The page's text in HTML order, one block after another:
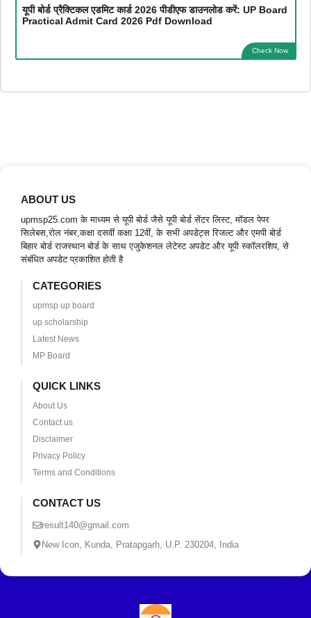
यूपी बोर्ड प्रैक्टिकल एडमिट कार्ड 2026 पीडीएफ डाउनलोड करें: UP Board
Practical Admit Card 2026 Pdf Download
Check Now
ABOUT US
upmsp25.com के माध्यम से यूपी बोर्ड जैसे यूपी बोर्ड सेंटर लिस्ट, मॉडल पेपर
सिलेबस,रोल नंबर,कक्षा दसवीं कक्षा 12वीं, के सभी अपडेट्स रिजल्ट और एमपी बोर्ड
बिहार बोर्ड राजस्थान बोर्ड के साथ एजुकेशनल लेटेस्ट अपडेट और यूपी स्कॉलरशिप, से
संबंधित अपडेट प्रकाशित होती है
CATEGORIES
upmsp up board
up scholarship
Latest News
MP Board
QUICK LINKS
About Us
Contact us
Disclaimer
Privacy Policy
Terms and Conditions
CONTACT US
result140@gmail.com
New Icon, Kunda, Pratapgarh, U.P. 230204, India